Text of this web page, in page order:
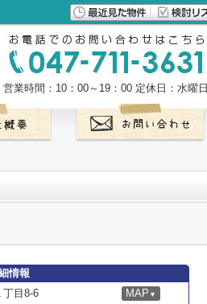
営業時間：10：00～19：00 定休日：水曜日
情報
丁目8-6 MAP ▼